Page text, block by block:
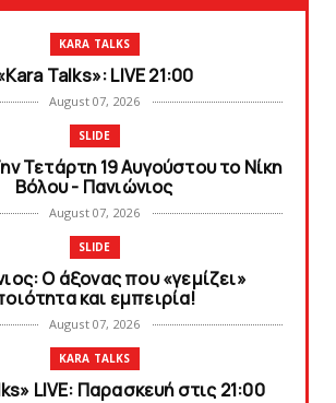
KARA TALKS
Talks»: LIVE 21:00
August 07, 2026
SLIDE
Τετάρτη 19 Αυγούστου το Νίκη
Βόλου - Πανιώνιος
August 07, 2026
SLIDE
O άξονας που «γεμίζει»
και εμπειρία!
August 07, 2026
KARA TALKS
LIVE: Παρασκευή στις 21:00